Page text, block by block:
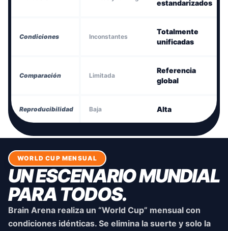
estandarizados
Condiciones Inconstantes
Totalmente
unificadas
Comparación Limitada
Referencia
global
Reproducibilidad Baja Alta
WORLD CUP MENSUAL
UN ESCENARIO MUNDIAL
PARA TODOS.
Brain Arena realiza un “World Cup” mensual con
condiciones idénticas. Se elimina la suerte y solo la